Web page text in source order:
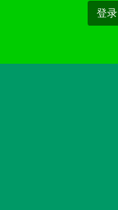
登录